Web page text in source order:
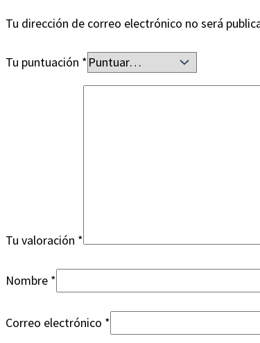
Tu dirección de correo electrónico no será
Tu puntuación *
Tu valoración *
Nombre *
Correo electrónico *